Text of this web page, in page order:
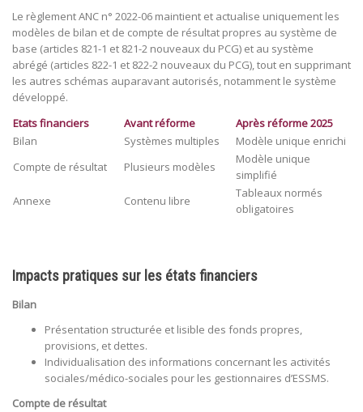
Le règlement ANC n° 2022-06 maintient et actualise uniquement les
modèles de bilan et de compte de résultat propres au système de
base (articles 821-1 et 821-2 nouveaux du PCG) et au système
abrégé (articles 822-1 et 822-2 nouveaux du PCG), tout en supprimant
les autres schémas auparavant autorisés, notamment le système
développé.
Etats financiers
Avant réforme
Après réforme 2025
Bilan
Systèmes multiples
Modèle unique enrichi
Compte de résultat
Plusieurs modèles
Modèle unique
simplifié
Annexe
Contenu libre
Tableaux normés
obligatoires
Impacts pratiques sur les états financiers
Bilan
Présentation structurée et lisible des fonds propres,
provisions, et dettes.
Individualisation des informations concernant les activités
sociales/médico-sociales pour les gestionnaires d’ESSMS.
Compte de résultat